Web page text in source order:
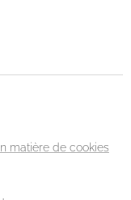
matière de cookies